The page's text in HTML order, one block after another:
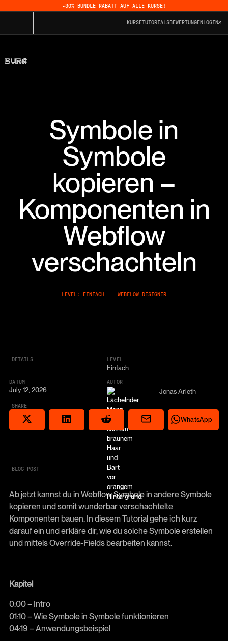
-30% BUNDLE RABATT AUF ALLE KURSE!
KURSETUTORIALSBEWERTUNGEN LOGIN
Symbole in
Symbole
kopieren –
Komponenten in
Webflow
verschachteln
LEVEL: EINFACH WEBFLOW DESIGNER
DETAILS LEVEL
Einfach
DATUM
July 12, 2026
AUTOR
Jonas Arleth
SHARE
Auf X teilen Share on LinkedInShare on RedditShare via emailShare on
WhatsApp
BLOG POST
Ab jetzt kannst du in Webflow Symbole in andere Symbole
kopieren und somit wunderbar verschachtelte
Komponenten bauen. In diesem Tutorial gehe ich kurz
darauf ein und erkläre dir, wie du solche Symbole erstellen
und mittels Override-Fields bearbeiten kannst.
Kapitel
0:00 – Intro
01:10 – Wie Symbole in Symbole funktionieren
04:19 – Anwendungsbeispiel